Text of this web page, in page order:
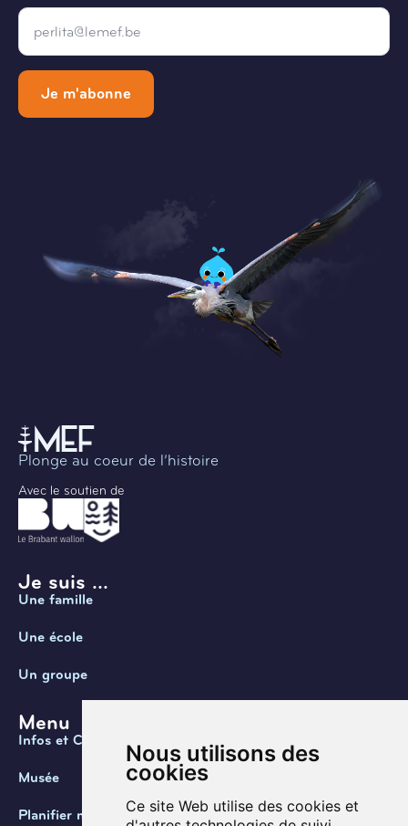
Nous utilisons des
cookies
Ce site Web utilise des cookies et
Email
Je m'abonne
Plonge au coeur de l’histoire
Avec le soutien de
Je suis ...
Une famille
Une école
Un groupe
Menu
Infos et Contact
Musée
Planifier ma visite